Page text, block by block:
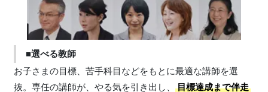
■選べる教師
お子さまの目標、苦手科目などをもとに最適な講師を選
抜。専任の講師が、やる気を引き出し、
目標達成まで伴走